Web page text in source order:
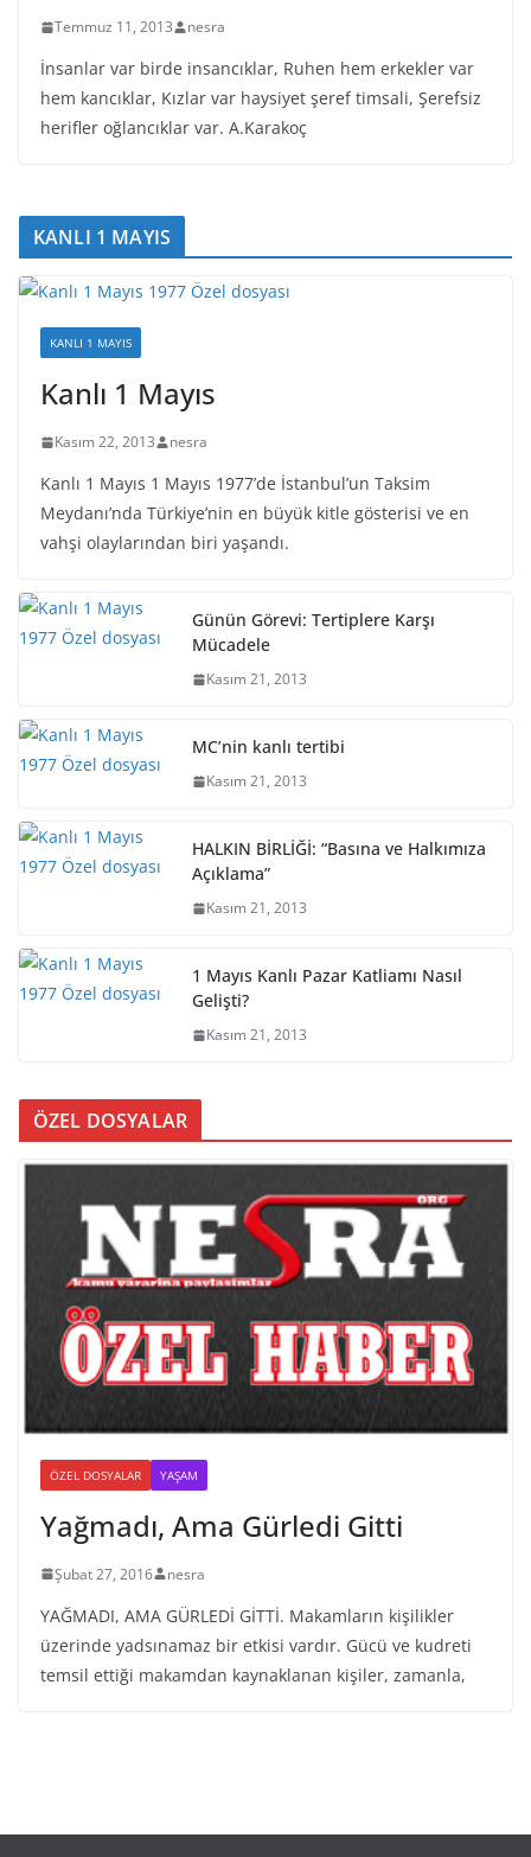
Temmuz 11, 2013 nesra
İnsanlar var birde insancıklar, Ruhen hem erkekler var
hem kancıklar, Kızlar var haysiyet şeref timsali, Şerefsiz
herifler oğlancıklar var. A.Karakoç
KANLI 1 MAYIS
KANLI 1 MAYIS
Kanlı 1 Mayıs
Kasım 22, 2013 nesra
Kanlı 1 Mayıs 1 Mayıs 1977’de İstanbul’un Taksim
Meydanı’nda Türkiye’nin en büyük kitle gösterisi ve en
vahşi olaylarından biri yaşandı.
Günün Görevi: Tertiplere Karşı
Mücadele
Kasım 21, 2013
MC’nin kanlı tertibi
Kasım 21, 2013
HALKIN BİRLİĞİ: “Basına ve Halkımıza
Açıklama”
Kasım 21, 2013
1 Mayıs Kanlı Pazar Katliamı Nasıl
Gelişti?
Kasım 21, 2013
ÖZEL DOSYALAR
ÖZEL DOSYALAR YAŞAM
Yağmadı, Ama Gürledi Gitti
Şubat 27, 2016 nesra
YAĞMADI, AMA GÜRLEDİ GİTTİ. Makamların kişilikler
üzerinde yadsınamaz bir etkisi vardır. Gücü ve kudreti
temsil ettiği makamdan kaynaklanan kişiler, zamanla,